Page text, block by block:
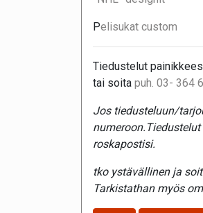
Pelisukat custom
Tiedustelut
tai soita puh. 03- 364
Jos tiedusteluun/
roskapostisi.
tko ystävällinen ja
Tarkistathan myös